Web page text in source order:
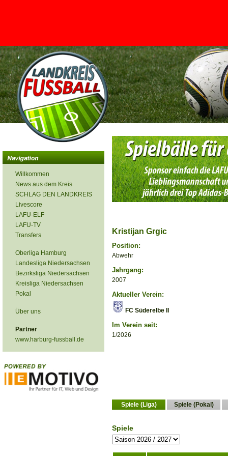
<
Willkommen
News aus dem Kreis
SCHLAG DEN LANDKREIS
Livescore
LAFU-ELF
LAFU-TV
Transfers
Oberliga Hamburg
Landesliga Niedersachsen
Bezirksliga Niedersachsen
Kreisliga Niedersachsen
Pokal
Über uns
Partner
www.harburg-fussball.de
Kristijan Grgic
Position:
Abwehr
Jahrgang:
2007
Aktueller Verein:
FC Süderelbe II
Im Verein seit:
1/2026
Spiele (Liga) Spiele (Pokal)
Spiele